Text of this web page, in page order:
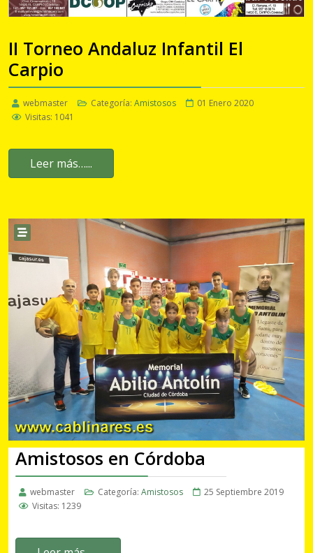
II Torneo Andaluz Infantil El
Carpio
webmaster Categoría: Amistosos
01 Enero 2020
Visitas: 1041
Leer más…...
Amistosos en Córdoba
webmaster Categoría: Amistosos
25 Septiembre 2019
Visitas: 1239